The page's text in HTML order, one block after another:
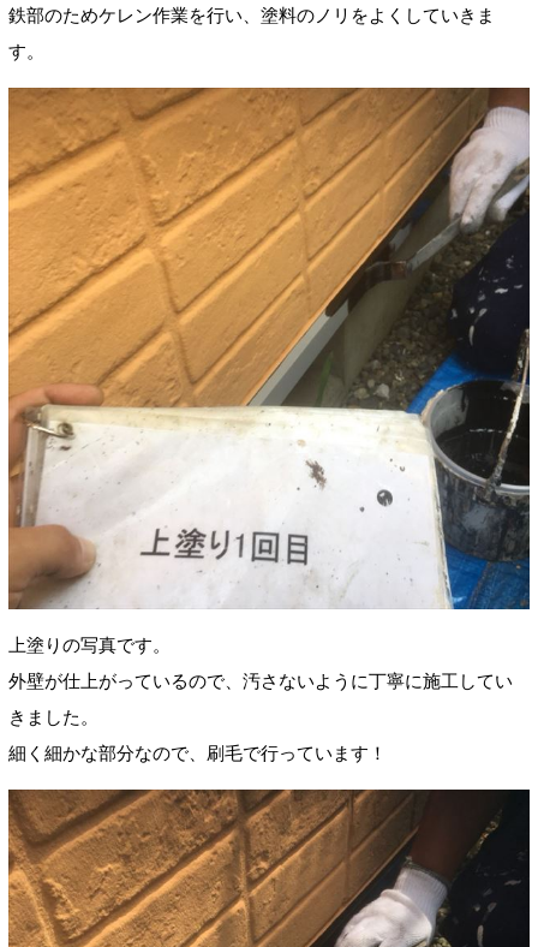
鉄部のためケレン作業を行い、塗料のノリをよくしていきま
す。
上塗りの写真です。
外壁が仕上がっているので、汚さないように丁寧に施工してい
きました。
細く細かな部分なので、刷毛で行っています！